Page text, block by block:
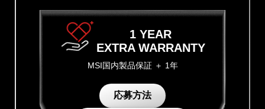
1 YEAR
EXTRA WARRANTY
MSI国内製品保証 ＋ 1年
応募方法